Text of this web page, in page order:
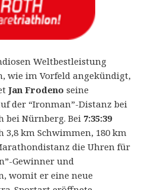
Weltbestleistung
wie im Vorfeld angekündigt,
Jan Frodeno seine
der “Ironman”-Distanz bei
bei Nürnberg. Bei 7:35:39
3,8 km Schwimmen, 180 km
die Uhren für
Gewinner und
womit er eine neue